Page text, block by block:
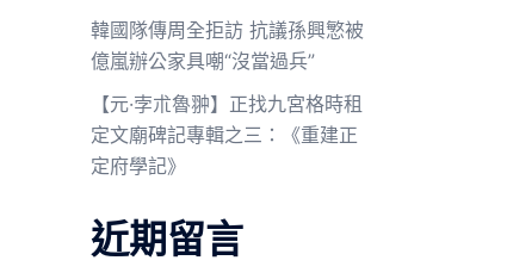
韓國隊傳周全拒訪 抗議孫興慜被
億嵐辦公家具嘲“沒當過兵”
【元·孛朮魯翀】正找九宮格時租
定文廟碑記專輯之三：《重建正
定府學記》
近期留言